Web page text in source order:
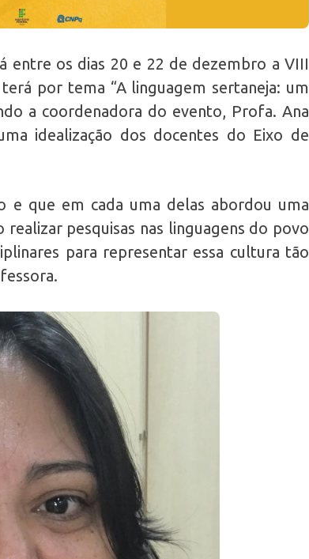
entre os dias 20 e 22 de dezembro a VIII
por tema “A linguagem sertaneja: um
a coordenadora do evento, Profa. Ana
idealização dos docentes do Eixo de
e que em cada uma delas abordou uma
pesquisas nas linguagens do povo
para representar essa cultura tão